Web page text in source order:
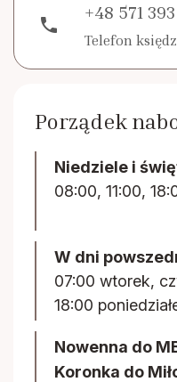
phone
+48 571
Telefon
Porządek
Niedziele i
08:00, 11:00,
W dni
07:00 wtorek,
18:00
Nowenna do
Koronka do